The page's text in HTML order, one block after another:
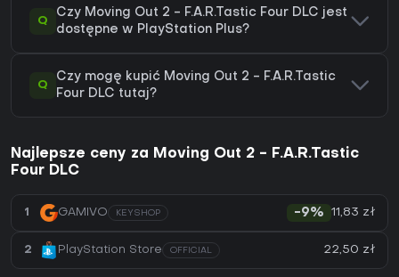
Q
Czy Moving Out 2 - F.A.R.Tastic Four DLC jest
dostępne w PlayStation Plus?
Q
Czy mogę kupić Moving Out 2 - F.A.R.Tastic
Four DLC tutaj?
Najlepsze ceny za Moving Out 2 - F.A.R.Tastic
Four DLC
1 GAMIVO KEYSHOP -9% 11,83 zł
2 PlayStation Store OFFICIAL 22,50 zł